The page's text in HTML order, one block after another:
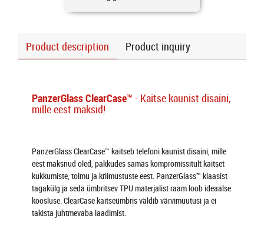
Product description Product inquiry
PanzerGlass ClearCase™ - Kaitse kaunist disaini,
mille eest maksid!
PanzerGlass ClearCase™ kaitseb telefoni kaunist disaini, mille
eest maksnud oled, pakkudes samas kompromissitult kaitset
kukkumiste, tolmu ja kriimustuste eest. PanzerGlass™ klaasist
tagakülg ja seda ümbritsev TPU materjalist raam loob ideaalse
koosluse. ClearCase kaitseümbris väldib värvimuutusi ja ei
takista juhtmevaba laadimist.